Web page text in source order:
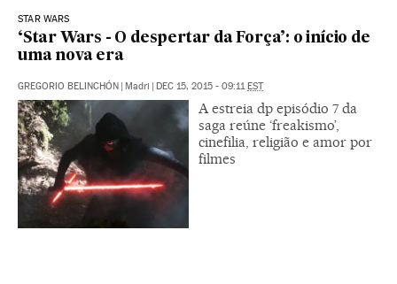
STAR WARS
‘Star Wars - O despertar da Força’: o início de
uma nova era
GREGORIO BELINCHÓN | Madri | DEC 15, 2015 - 09:11EST
A estreia dp episódio 7 da
saga reúne ‘freakismo’,
cinefilia, religião e amor por
filmes